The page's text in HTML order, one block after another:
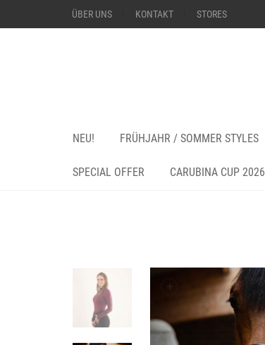
ÜBER UNS KONTAKT STORES
NEU! FRÜHJAHR / SOMMER STYLES
SPECIAL OFFER CARUBINA CUP 2026
+